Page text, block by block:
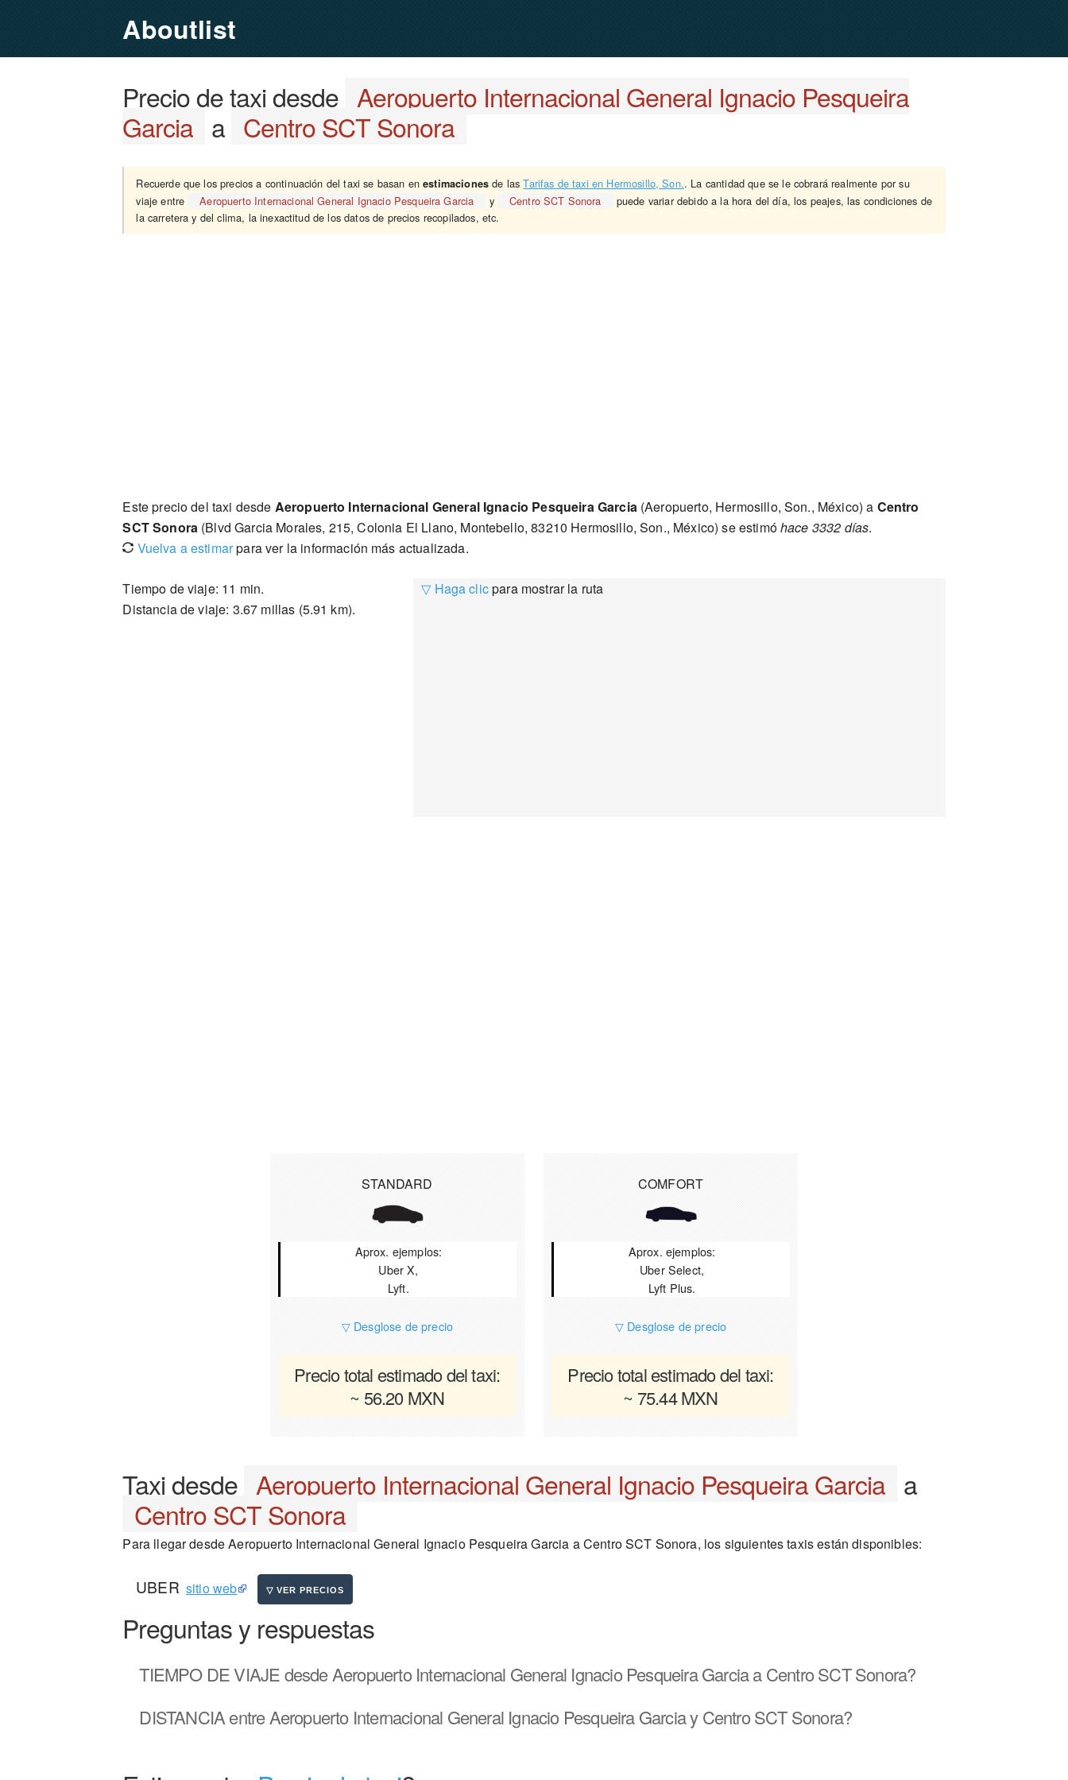
Aboutlist
Precio de taxi desde Aeropuerto Internacional General Ignacio Pesqueira
Garcia a Centro SCT Sonora
Recuerde que los precios a continuación del taxi se basan enestimaciones de lasTarifas de taxi en Hermosillo, Son.. La cantidad que se le cobrará realmente por su
viaje entre
Aeropuerto Internacional General Ignacio Pesqueira Garcia y Centro SCT Sonora
puede variar debido a la hora del día, los peajes, las condiciones de
la carretera y del clima, la inexactitud de los datos de precios recopilados, etc.
Este precio del taxi desde Aeropuerto Internacional General Ignacio Pesqueira Garcia(Aeropuerto, Hermosillo, Son., México) a Centro
SCT Sonora (Blvd Garcia Morales, 215, Colonia El Llano, Montebello, 83210 Hermosillo, Son., México) se estimóhace 3332 días.
Vuelva a estimarpara ver la información más actualizada.
Tiempo de viaje: 11 min.
Distancia de viaje: 3.67 millas (5.91 km).
▽ Haga clicpara mostrar la ruta
STANDARD
Aprox. ejemplos:
Uber X,
Lyft.
▽ Desglose de precio
Precio total estimado del taxi:
~ 56.20 MXN
COMFORT
Aprox. ejemplos:
Uber Select,
Lyft Plus.
▽ Desglose de precio
Precio total estimado del taxi:
~ 75.44 MXN
Taxi desde Aeropuerto Internacional General Ignacio Pesqueira Garcia a
Centro SCT Sonora
Para llegar desde Aeropuerto Internacional General Ignacio Pesqueira Garcia a Centro SCT Sonora, los siguientes taxis están disponibles:
UBER sitio web
Preguntas y respuestas
TIEMPO DE VIAJEdesde Aeropuerto Internacional General Ignacio Pesqueira Garcia a Centro SCT Sonora?
DISTANCIAentre Aeropuerto Internacional General Ignacio Pesqueira Garcia y Centro SCT Sonora?